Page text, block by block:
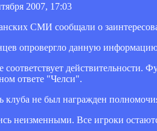
2007, 17:03
СМИ сообщали о
опровергло данную
действительности.
ответе "Челси".
клуба не был награжден
неизменными. Все игроки